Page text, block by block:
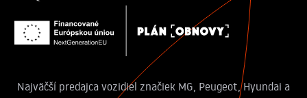
Najväčší predajca vozidiel značiek MG, Peugeot, Hyundai a